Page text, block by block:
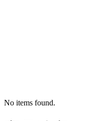
No items found.